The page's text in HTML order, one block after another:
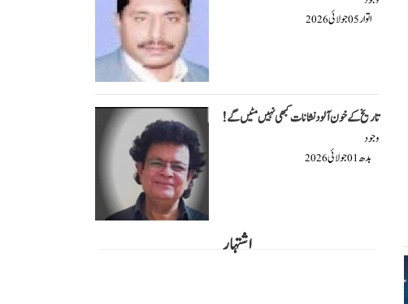
اتوار05جولائی2026
تاریخ کے خون آلود نشانات کبھی نہیں مٹیں گے!
وجود
بدھ01جولائی2026
اشتہار